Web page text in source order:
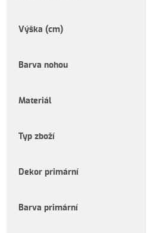
Výška (cm)
Barva nohou
Materiál
Typ zboží
Dekor primární
Barva primární